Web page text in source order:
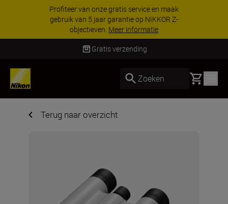
KORTING OP ACCESSOIRES | Bespaar 15% op
geselecteerde accessoires, maak je kit vandaag
nog compleetKoop nu
Gratis verzending
Zoeken Basket
Terug naar overzicht